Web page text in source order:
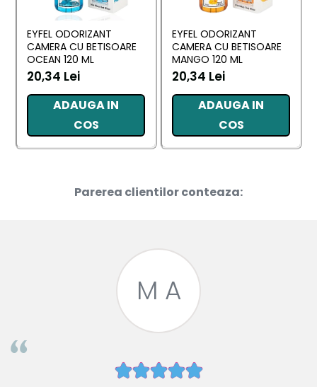
EYFEL ODORIZANT
CAMERA CU BETISOARE
OCEAN 120 ML
20,34 Lei
ADAUGA IN
COS
EYFEL ODORIZANT
CAMERA CU BETISOARE
MANGO 120 ML
20,34 Lei
ADAUGA IN
COS
Parerea clientilor conteaza:
M A